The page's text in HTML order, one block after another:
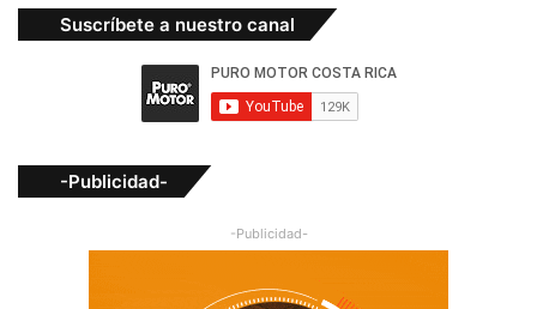
Suscríbete a nuestro canal
-Publicidad-
-Publicidad-